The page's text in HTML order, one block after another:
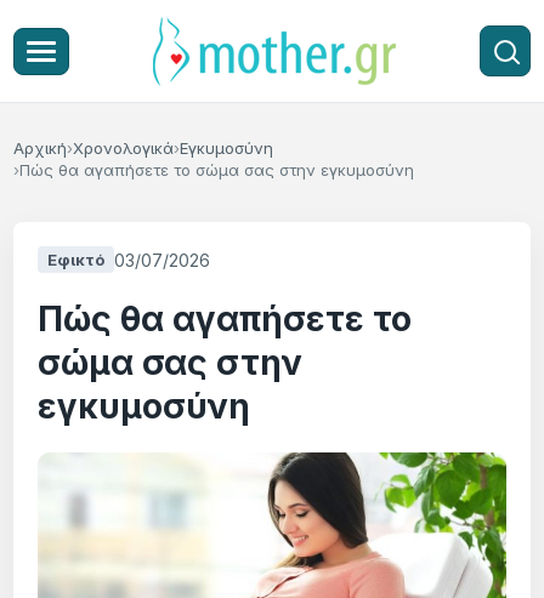
Αρχική Χρονολογικά Εγκυμοσύνη
Πώς θα αγαπήσετε το σώμα σας στην εγκυμοσύνη
Εφικτό 03/07/2026
Πώς θα αγαπήσετε το
σώμα σας στην
εγκυμοσύνη